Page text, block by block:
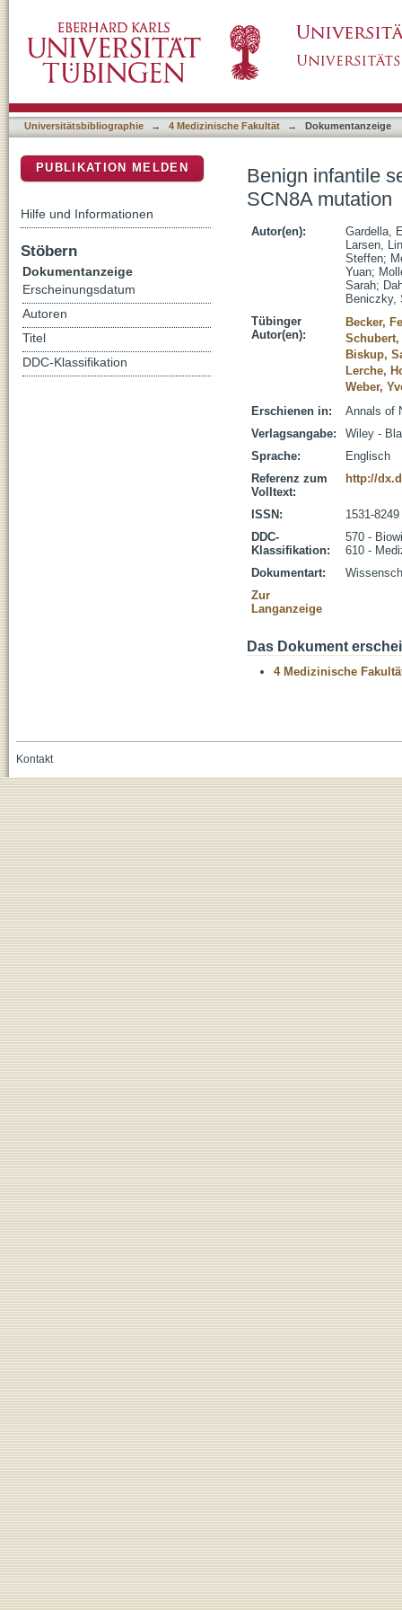
Universitätsbibliographie → 4 Medizinische Fakultät → Dokumentanzeige
Benign infantile
SCN8A mutation
Autor(en):
Gardella,
Larsen,
Steffen;
Yuan;
Sarah;
Beniczky,
Tübinger
Autor(en):
Becker,
Biskup,
Lerche,
Weber,
Erschienen in:
Annals of
Verlagsangabe:
Wiley -
Sprache:
Englisch
Referenz zum
Volltext:
http://
ISSN:
1531-8249
DDC-
Klassifikation:
570 -
610 -
Dokumentart:
Zur
Langanzeige
Das Dokument
4 Medizinische
PUBLIKATION MELDEN
Hilfe und Informationen
Stöbern
Dokumentanzeige
Erscheinungsdatum
Autoren
Titel
DDC-Klassifikation
Kontakt